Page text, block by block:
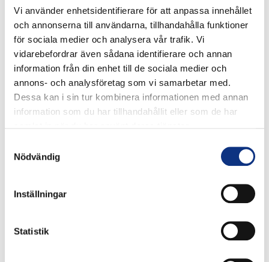
Vi använder enhetsidentifierare för att anpassa innehållet
och annonserna till användarna, tillhandahålla funktioner
för sociala medier och analysera vår trafik. Vi
vidarebefordrar även sådana identifierare och annan
information från din enhet till de sociala medier och
annons- och analysföretag som vi samarbetar med.
Dessa kan i sin tur kombinera informationen med annan
information som du har tillhandahållit eller som de har
Nödvändig
Inställningar
Statistik
Stabes nyhetsbrev
Signa upp dig på vår nyhetsbrev.